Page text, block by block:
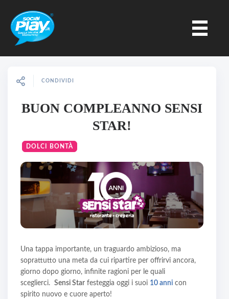
CONDIVIDI
BUON COMPLEANNO SENSI
STAR!
DOLCI BONTÀ
Una tappa importante, un traguardo ambizioso, ma
soprattutto una meta da cui ripartire per offrirvi ancora,
giorno dopo giorno, infinite ragioni per le quali
sceglierci. Sensi Star festeggia oggi i suoi 10 anni con
spirito nuovo e cuore aperto!